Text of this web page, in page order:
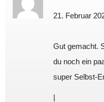
21. Februar
Gut gemacht.
du noch ein
super Selbst-
|